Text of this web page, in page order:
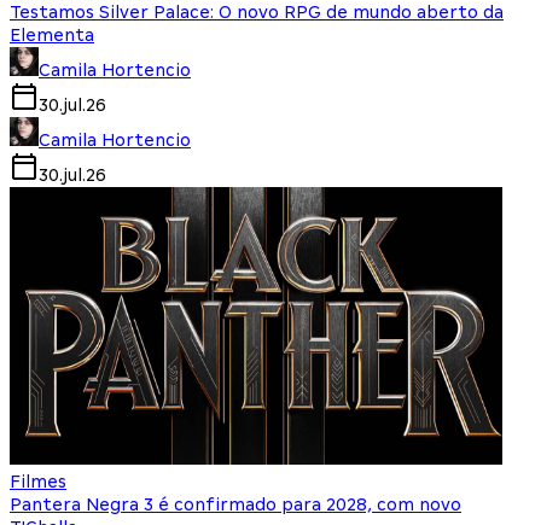
Testamos Silver Palace: O novo RPG de mundo aberto da
Elementa
Camila Hortencio
30.jul.26
Camila Hortencio
30.jul.26
Filmes
Pantera Negra 3 é confirmado para 2028, com novo